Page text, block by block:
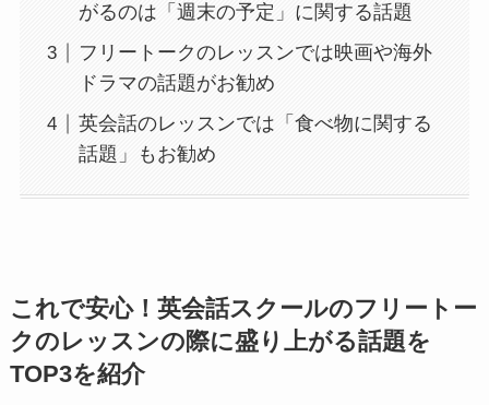
がるのは「週末の予定」に関する話題
フリートークのレッスンでは映画や海外
ドラマの話題がお勧め
英会話のレッスンでは「食べ物に関する
話題」もお勧め
これで安心！英会話スクールのフリートー
クのレッスンの際に盛り上がる話題を
TOP3を紹介